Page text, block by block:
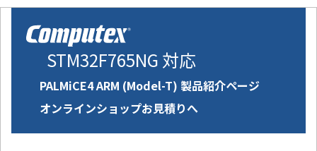
STM32F765NG 対応
PALMiCE4 ARM (Model-T) 製品紹介ページ
オンラインショップお見積りへ